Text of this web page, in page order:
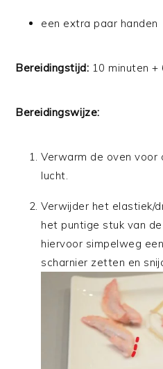
een extra paar handen
Bereidingstijd: 10 minuten +
Bereidingswijze:
Verwarm de oven voor
lucht.
Verwijder het elastiek/
het puntige stuk van
hiervoor simpelweg
scharnier zetten en